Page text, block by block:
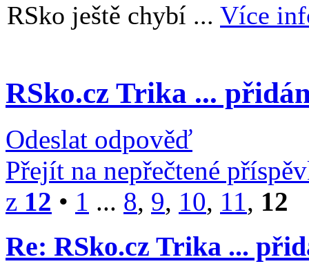
RSko ještě chybí ... Více
RSko.cz Trika ...
Odeslat odpověď
Přejít na nepřečtené
z 12 • 1 ... 8, 9, 10, 11, 12
Re: RSko.cz Trika ...